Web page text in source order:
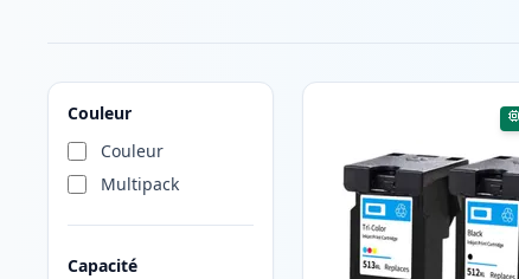
Couleur
Couleur
Multipack
Capacité
Produits